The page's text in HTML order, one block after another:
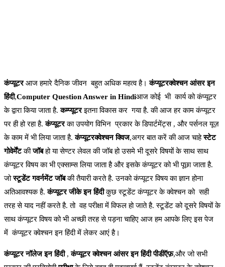
कंप्यूटरआज हमारे दैनिक जीवन बहुत अधिक महत्व है। कंप्यूटरक्वेश्चन आंसर इन
हिंदी,Computer Question Answer in Hindiआज कोई भी कार्य को कंप्यूटर
के द्वारा किया जाता है.कम्प्यूटरइतना विकास कर गया है. की आज हर काम कंप्यूटर
पर ही हो रहा है.कंप्यूटरका उपयोग विभिन प्रकार के डिपार्टमेंट्स , और पर्सनल यूज़
के काम में भी लिया जाता है.कंप्यूटरक्वेश्चन क्विज,अगर बात करें की आज चाहेस्टेट
गोवेर्मेंटकीजॉबहो या सेण्टर लेवल की जॉब हो उसमे भी दूसरे विषयों के साथ साथ
कंप्यूटर विषय का भी एक्साम्स लिया जाता है और इसके कंप्यूटर को भी पूछा जाता है.
जोस्टूडेंट गवर्नमेंट जॉबकी तैयारी करते है. उनको कंप्यूटर विषय का ज्ञान होना
अतिआवश्यक है. कंप्यूटर जीके इन हिंदीकुछ स्टूडेंट कंप्यूटर के क्वेश्चन को सही
तरह से याद नहीं करते है. तो वह परीक्षा में विफल हो जाते है. स्टूडेंट को दूसरे विषयों के
साथ कंप्यूटर विषय को भी अच्छी तरह से पड़ना चाहिए आज हम आपके लिए इस पेज
में कंप्यूटर क्वेश्चन इन हिंदी में लेकर आएं है।
कंप्यूटर नॉलेज इन हिंदी,कंप्यूटर क्वेश्चन आंसर इन हिंदी पीडीऍफ़,और जो सभी